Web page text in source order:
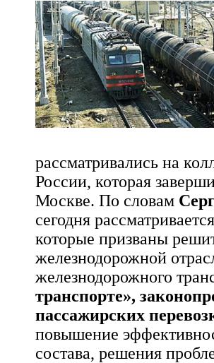
рассматривались на
России, которая
Москве. По словам
сегодня
которые призваны
железнодорожной
железнодорожного
транспорте»,
пассажирских
повышение
состава, решения